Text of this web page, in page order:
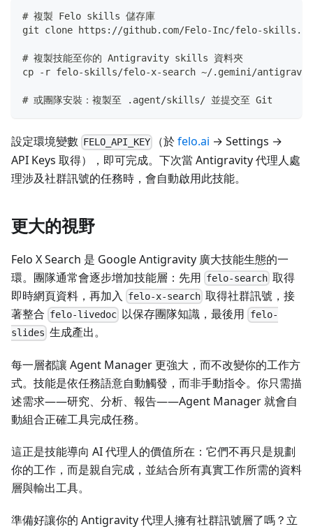
# 複製 Felo skills 儲存庫
git clone https://github.com/Felo-Inc/felo-
# 複製技能至你的 Antigravity skills 資料夾
cp -r felo-skills/felo-x-search ~/.gemini/
# 或團隊安裝：複製至 .agent/skills/ 並提交至 Git
設定環境變數 FELO_API_KEY （於felo.ai → Settings →
API Keys 取得），即可完成。下次當 Antigravity 代理人處
理涉及社群訊號的任務時，會自動啟用此技能。
更大的視野
Felo X Search 是 Google Antigravity 廣大技能生態的一
環。團隊通常會逐步增加技能層：先用 felo-search 取得
即時網頁資料，再加入
felo-x-search 取得社群訊號，接
著整合 felo-livedoc 以保存團隊知識，最後用 felo-
slides 生成產出。
每一層都讓 Agent Manager 更強大，而不改變你的工作方
式。技能是依任務語意自動觸發，而非手動指令。你只需描
述需求——研究、分析、報告——Agent Manager 就會自
動組合正確工具完成任務。
這正是技能導向 AI 代理人的價值所在：它們不再只是規劃
你的工作，而是親自完成，並結合所有真實工作所需的資料
層與輸出工具。
準備好讓你的 Antigravity 代理人擁有社群訊號層了嗎？立